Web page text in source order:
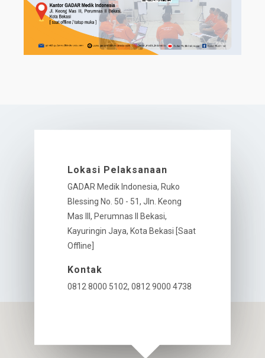
Lokasi Pelaksanaan
GADAR Medik Indonesia, Ruko
Blessing No. 50 - 51, Jln. Keong
Mas III, Perumnas II Bekasi,
Kayuringin Jaya, Kota Bekasi [Saat
Offline]
Kontak
0812 8000 5102, 0812 9000 4738